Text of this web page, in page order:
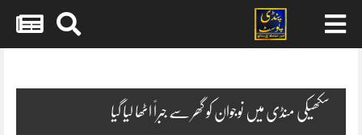
سکھیکی منڈی میں نوجوان کو گھر سے جبراً اٹھا لیا گیا